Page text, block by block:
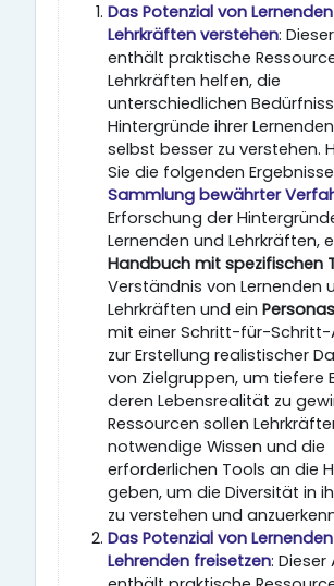
Das Potenzial von
Lehrkräften verstehen:
enthält praktische
Lehrkräften helfen, die
unterschiedlichen
Hintergründe ihrer
selbst besser zu verstehen.
Sie die folgenden
Sammlung bewährter
Erforschung der
Lernenden und Lehrkräften,
Handbuch mit spezifischen
Verständnis von Lernenden
Lehrkräften und ein
mit einer Schritt-für-Schritt-
zur Erstellung realistischer
von Zielgruppen, um tiefere
deren Lebensrealität zu
Ressourcen sollen
notwendige Wissen und die
erforderlichen Tools an die
geben, um die Diversität in
zu verstehen und
Das Potenzial von
Lehrenden freisetzen: